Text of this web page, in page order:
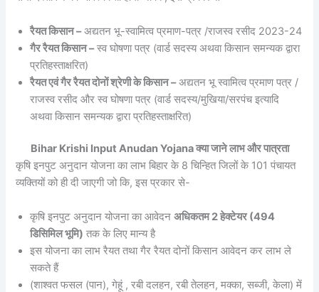
रैयत किसान –अद्यतन भू-स्वामित्व प्रमाण-पत्र /राजस्व रसीद 2023-24
गैर रैयत किसान –स्व घोषणा पत्र (वार्ड सदस्य अथवा किसान समन्यक द्वारा
प्रतिहस्ताक्षरित)
रैयत एवं गैर रैयत दोनों श्रेणी के किसान –अद्यतन भू स्वामित्व प्रमाण पत्र /
राजस्व रसीद और स्व घोषणा पत्र (वार्ड सदस्य/मुखिया/सरपंच इत्यादि
अथवा किसान समन्यक द्वारा प्रतिहस्ताक्षरित)
Bihar Krishi Input Anudan Yojana क्या जाने लाभ और पात्रता
कृषि इनपुट अनुदान योजना का लाभ बिहार के 8 चिन्हित जिलों के 101 पंचायत
व्यक्तियों को ही दी जाएगी जो कि, इस प्रकार से-
कृषि इनपुट अनुदान योजना का आवेदनअधिकतम 2 हेक्टेयर (494
डिसिमिल भूमि) तक के लिए मान्य है
इस योजना का लाभ रैयत तथा गैर रैयत दोनों किसान आवेदन कर लाभ ले
सकते हैं
(शाश्वत फसल (पान), गेहूं , रबी दलहन, रबी तेलहन, मक्का, सब्जी, केला) में